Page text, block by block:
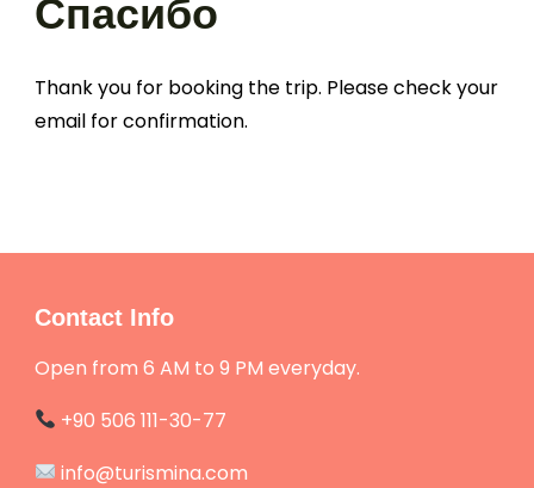
Спасибо
Thank you for booking the trip. Please check your
email for confirmation.
Contact Info
Open from 6 AM to 9 PM everyday.
+90 506 111-30-77
info@turismina.com